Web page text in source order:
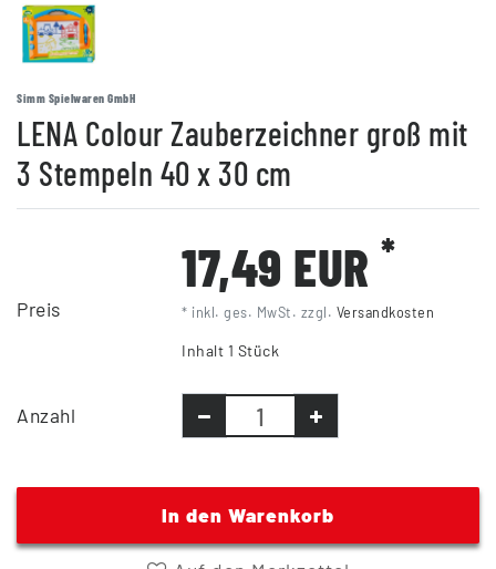
Simm Spielwaren GmbH
LENA Colour Zauberzeichner groß mit
3 Stempeln 40 x 30 cm
Preis
17,49 EUR*
* inkl. ges. MwSt. zzgl. Versandkosten
Inhalt 1 Stück
Anzahl
In den Warenkorb